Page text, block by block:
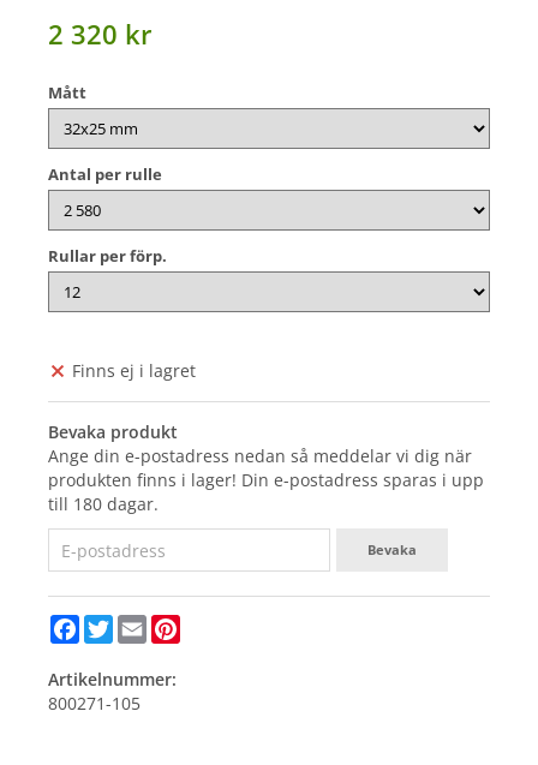
2 320 kr
Mått
Antal per rulle
Rullar per förp.
Finns ej i lagret
Bevaka produkt
Ange din e-postadress nedan så meddelar vi dig när
produkten finns i lager! Din e-postadress sparas i upp
till 180 dagar.
Bevaka
Facebook
Twitter
Email
Artikelnummer:
800271-105